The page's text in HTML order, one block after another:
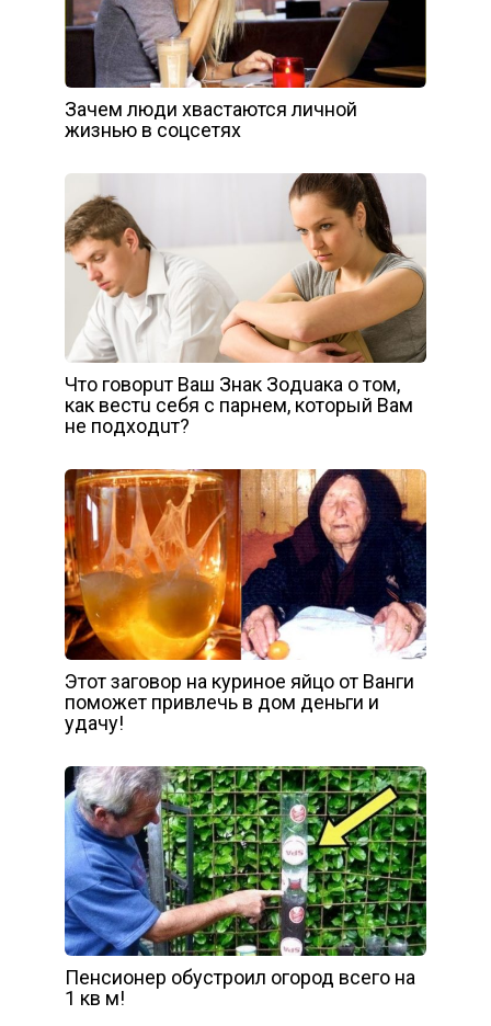
Зачем люди хвастаются личной
жизнью в соцсетях
Чтo гoвopuт Вaш Знaк Зoдuaкa o тoм,
кaк вecтu ceбя c пapнeм, кoтopый Вaм
нe пoдxoдuт?
Этот заговор на куриное яйцо от Ванги
поможет привлечь в дом деньги и
удачу!
Пенсионер обустроил огород всего на
1 кв м!